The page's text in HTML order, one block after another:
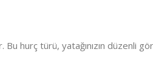
hurç türü, yatağınızın düzenli